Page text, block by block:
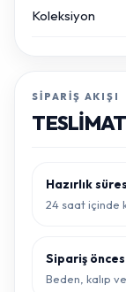
Koleksiyon
SIPARIŞ AKIŞI
Hazırlık
24 saat içinde
Sipariş
Beden, kalıp